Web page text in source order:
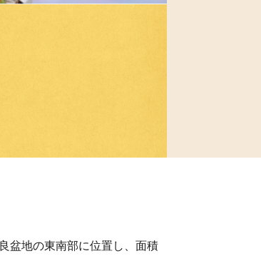
盆地の東南部に位置し、面積